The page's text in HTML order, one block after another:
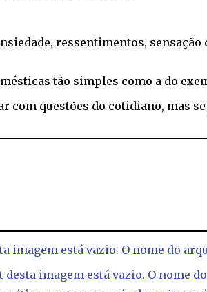
ressentimentos,
tão simples como a do
questões do cotidiano, mas